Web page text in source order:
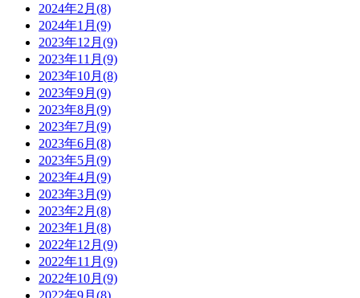
2024年2月(8)
2024年1月(9)
2023年12月(9)
2023年11月(9)
2023年10月(8)
2023年9月(9)
2023年8月(9)
2023年7月(9)
2023年6月(8)
2023年5月(9)
2023年4月(9)
2023年3月(9)
2023年2月(8)
2023年1月(8)
2022年12月(9)
2022年11月(9)
2022年10月(9)
2022年9月(8)